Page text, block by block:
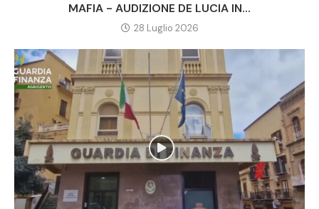
MAFIA - AUDIZIONE DE LUCIA IN...
28 Luglio 2026